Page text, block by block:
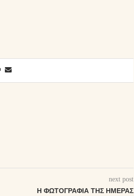
next post
Η ΦΩΤΟΓΡΑΦΊΑ ΤΗΣ ΗΜΈΡΑΣ